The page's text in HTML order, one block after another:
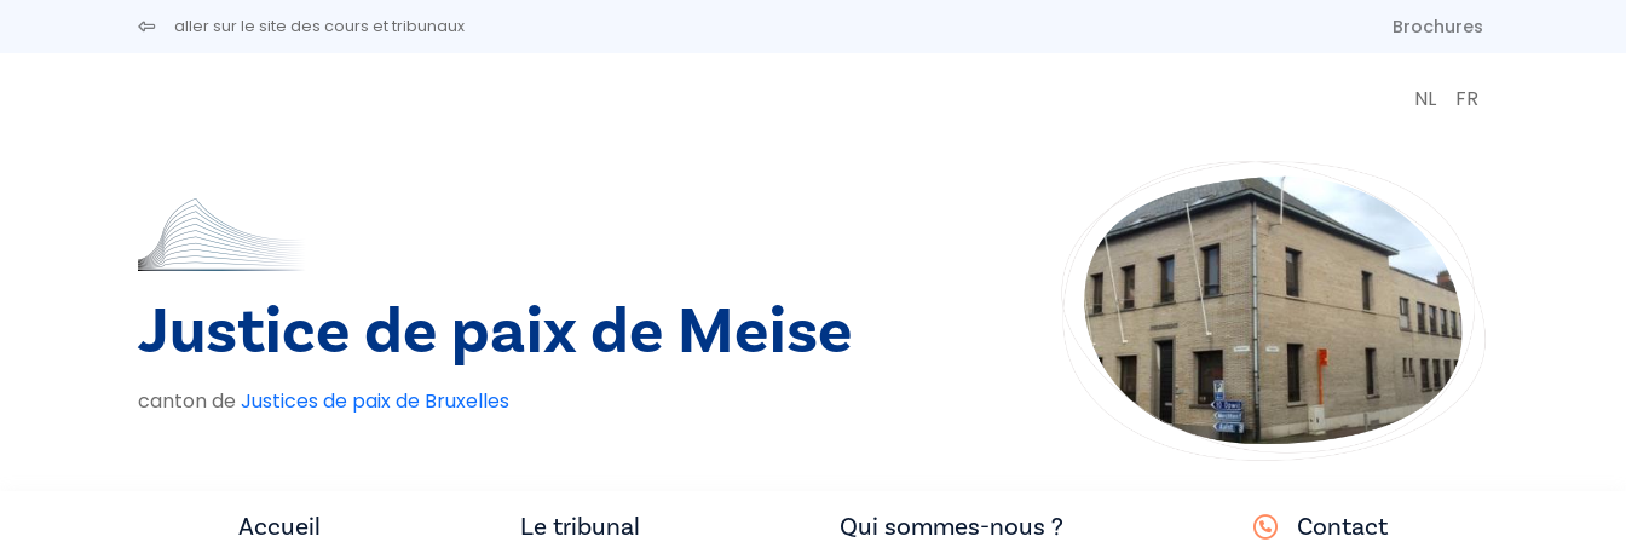
Aller au contenu principalaller sur le site des cours et tribunaux Brochures
NL FR
Justice de paix de Meise
canton de Justices de paix de Bruxelles
Accueil Le tribunal Qui sommes-nous ? Contact